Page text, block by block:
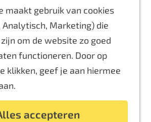
maakt gebruik van cookies
Analytisch, Marketing) die
om de website zo goed
functioneren. Door op
klikken, geef je aan hiermee
accepteren
k
e
n
n
u
Routes
Bereikbaarheid
Locaties
Plattegrond
Voor ondernemers